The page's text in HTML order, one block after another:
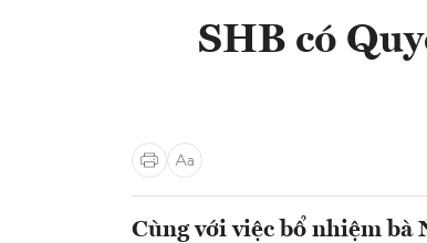
SHB có
Cùng với việc bổ nhiệm bà